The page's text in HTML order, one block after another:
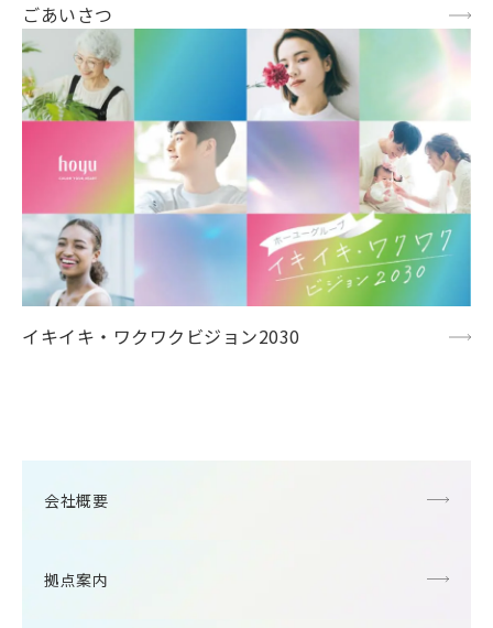
ごあいさつ
イキイキ・ワクワクビジョン2030
会社概要
拠点案内